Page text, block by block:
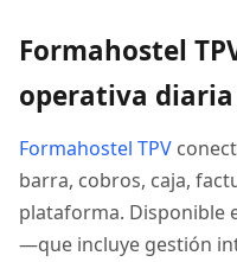
Formahostel
operativa
Formahostel TPV
barra, cobros, caja,
plataforma. Disponible
—que incluye gestión